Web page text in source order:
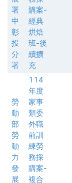
署
中
彰
投
分
署
購案-
經典
烘焙
班-後
續擴
充
勞
動
部
勞
動
力
發
展
114
年度
家事
類委
外職
前訓
練勞
務採
購案-
複合